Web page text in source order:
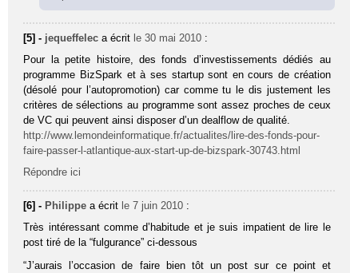
[5] - jequeffelec a écrit le 30 mai 2010 :
Pour la petite histoire, des fonds d’investissements dédiés au
programme BizSpark et à ses startup sont en cours de création
(désolé pour l’autopromotion) car comme tu le dis justement les
critères de sélections au programme sont assez proches de ceux
de VC qui peuvent ainsi disposer d’un dealflow de qualité.
http://www.lemondeinformatique.fr/actualites/lire-des-fonds-pour-
faire-passer-l-atlantique-aux-start-up-de-bizspark-30743.html
Répondre ici
[6] - Philippe a écrit le 7 juin 2010 :
Très intéressant comme d’habitude et je suis impatient de lire le
post tiré de la “fulgurance” ci-dessous
“J’aurais l’occasion de faire bien tôt un post sur ce point et